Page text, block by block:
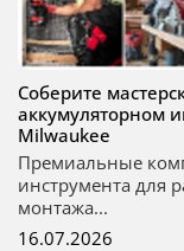
Соберите
аккумуляторном
Milwaukee
Премиальные
инструмента для
монтажа...
16.07.2026